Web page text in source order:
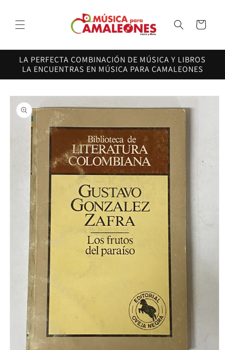
al contenido
Carrito
LA PERFECTA COMBINACIÓN DE MÚSICA Y LIBROS
LA ENCUENTRAS EN MÚSICA PARA CAMALEONES
directamente
a la
información
del producto